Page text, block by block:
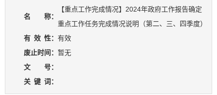
名 称：
【重点工作完成情况】2024年政府工作报告确定
重点工作任务完成情况说明（第二、三、四季度）
有 效 性： 有效
废止时间： 暂无
文 号：
关 键 词：